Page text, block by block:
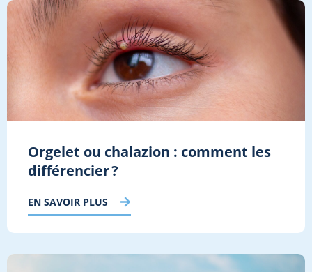
Orgelet ou chalazion : comment les
différencier ?
EN SAVOIR PLUS